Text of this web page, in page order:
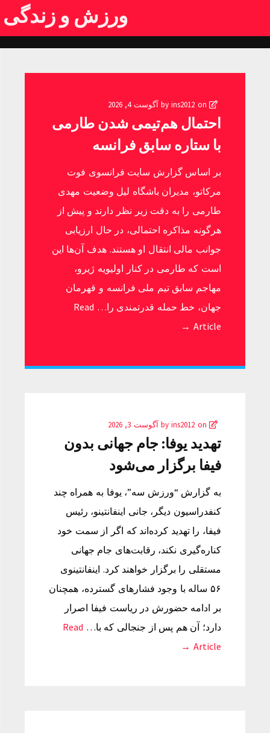
ورزش و زندگی
ins2012 on آگوست 4, 2026
احتمال هم‌تیمی شدن طارمی
با ستاره سابق فرانسه
بر اساس گزارش سایت فرانسوی فوت
مرکاتو، مدیران باشگاه لیل وضعیت مهدی
طارمی را به دقت زیر نظر دارند و پیش از
هرگونه مذاکره احتمالی، در حال ارزیابی
جوانب مالی انتقال او هستند. هدف آن‌ها این
است که طارمی در کنار اولیویه ژیرو،
مهاجم سابق تیم ملی فرانسه و قهرمان
جهان، خط حمله قدرتمندی را… Read
Article →
ins2012 on آگوست 3, 2026
تهدید یوفا: جام جهانی بدون
فیفا برگزار می‌شود
به گزارش “ورزش سه”، یوفا به همراه چند
کنفدراسیون دیگر، جانی اینفانتینو، رئیس
فیفا، را تهدید کرده‌اند که اگر از سمت خود
کناره‌گیری نکند، رقابت‌های جام جهانی
مستقلی را برگزار خواهند کرد. اینفانتینوی
۵۶ ساله با وجود فشارهای گسترده، همچنان
بر ادامه حضورش در ریاست فیفا اصرار
دارد؛ آن هم پس از جنجالی که با… Read
Article →